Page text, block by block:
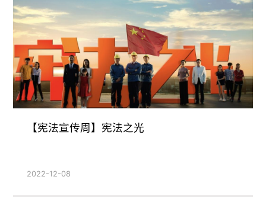
【宪法宣传周】宪法之光
2022-12-08